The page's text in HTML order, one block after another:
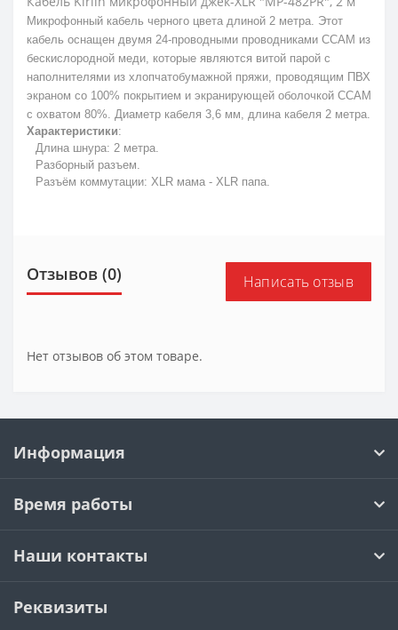
Микрофонный кабель черного цвета длиной 2 метра. Этот
кабель оснащен двумя 24-проводными проводниками CCAM из
бескислородной меди, которые являются витой парой с
наполнителями из хлопчатобумажной пряжи, проводящим ПВХ
экраном со 100% покрытием и экранирующей оболочкой CCAM
с охватом 80%. Диаметр кабеля 3,6 мм, длина кабеля 2 метра.
Характеристики:
Длина шнура: 2 метра.
Разборный разъем.
Разъём коммутации: XLR мама - XLR папа.
Отзывов (0) Написать отзыв
Нет отзывов об этом товаре.
Информация
Время работы
Наши контакты
Реквизиты